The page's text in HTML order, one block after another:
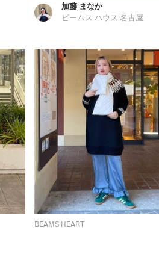
加藤 まなか
ビームス ハウス 名古屋
BEAMS HEART